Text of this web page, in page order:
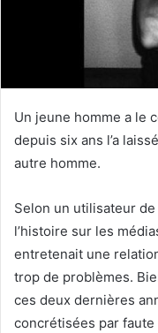
Un jeune homme a le
depuis six ans l’a
autre homme.
Selon un utilisateur
l’histoire sur les
entretenait une
trop de problèmes.
ces deux dernières
concrétisées par faute